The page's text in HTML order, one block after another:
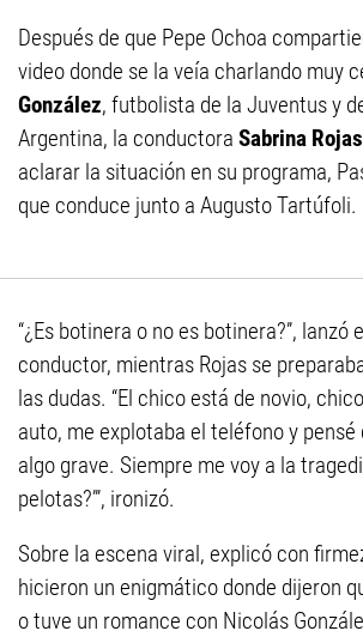
Después de que Pepe Ochoa
video donde se la veía charlando muy
González, futbolista de la Juventus y
Argentina, la conductora Sabrina Rojas
aclarar la situación en su programa,
que conduce junto a Augusto Tartúfoli.
“¿Es botinera o no es botinera?”, lanzó
conductor, mientras Rojas se
las dudas. “El chico está de novio,
auto, me explotaba el teléfono y pensé
algo grave. Siempre me voy a la
pelotas?’”, ironizó.
Sobre la escena viral, explicó con
hicieron un enigmático donde dijeron
o tuve un romance con Nicolás